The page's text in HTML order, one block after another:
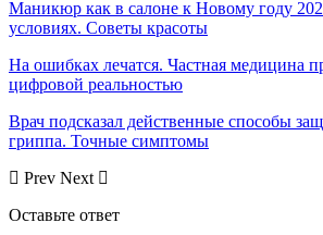
Маникюр как в салоне к Новому году
условиях. Советы красоты
На ошибках лечатся. Частная медицина
цифровой реальностью
Врач подсказал действенные способы
гриппа. Точные симптомы
Prev Next
Оставьте ответ